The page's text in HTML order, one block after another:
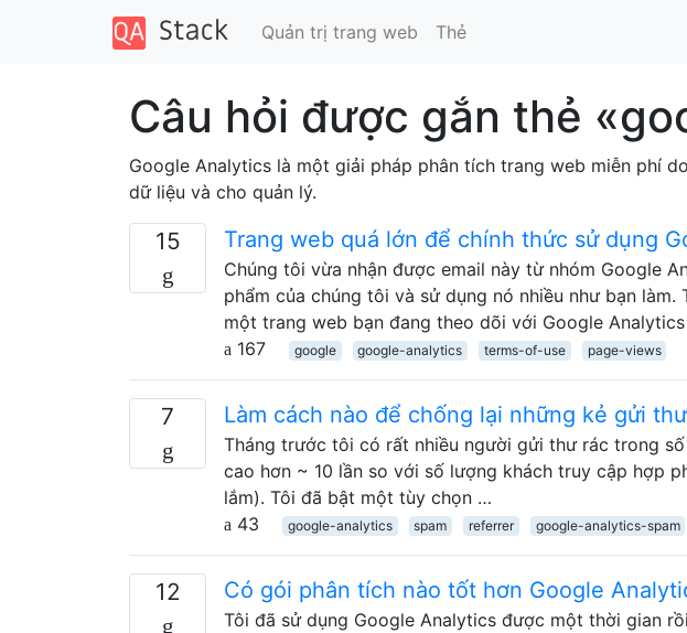
Quản trị trang web Thẻ
Câu hỏi được gắn thẻ
Google Analytics là một giải pháp phân tích trang web miễn phí
dữ liệu và cho quản lý.
15 Trang web quá lớn để chính thức sử dụng
Chúng tôi vừa nhận được email này từ nhóm Google
phẩm của chúng tôi và sử dụng nó nhiều như bạn
một trang web bạn đang theo dõi với Google
167
google google-analytics terms-of-use page-views
7 Làm cách nào để chống lại những kẻ gửi
Tháng trước tôi có rất nhiều người gửi thư rác trong
cao hơn ~ 10 lần so với số lượng khách truy cập hợp
lắm). Tôi đã bật một tùy chọn …
43
google-analytics spam referrer google-analytics-spam
12 Có gói phân tích nào tốt hơn Google
Tôi đã sử dụng Google Analytics được một thời gian